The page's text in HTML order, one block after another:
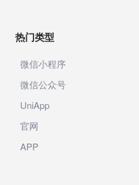
热门类型
微信小程序
微信公众号
UniApp
官网
APP